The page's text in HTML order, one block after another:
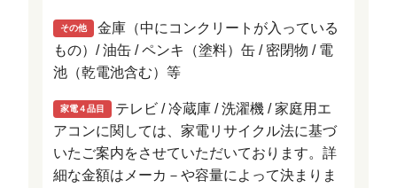
その他
金庫（中にコンクリートが入っている
もの）/ 油缶 / ペンキ（塗料）缶 / 密閉物 / 電
池（乾電池含む）等
家電４品目
テレビ / 冷蔵庫 / 洗濯機 / 家庭用エ
アコンに関しては、家電リサイクル法に基づ
いたご案内をさせていただいております。詳
細な金額はメーカ－や容量によって決まりま